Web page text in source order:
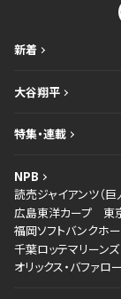
新着
大谷翔平
特集・連載
NPB
読売ジャイアンツ（巨
広島東洋カープ
東
福岡ソフトバンクホ
千葉ロッテマリーンズ
オリックス・バファロ